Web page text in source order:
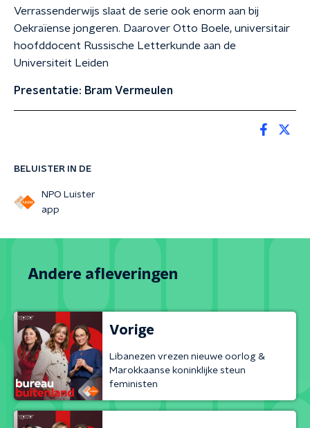
BELUISTER IN DE
NPO Luister
app
Verrassenderwijs slaat de serie ook enorm aan bij
Oekraïense jongeren. Daarover Otto Boele, universitair
hoofddocent Russische Letterkunde aan de
Universiteit Leiden
Presentatie: Bram Vermeulen
Andere afleveringen
Vorige
Libanezen vrezen nieuwe oorlog &
Marokkaanse koninklijke steun
feministen